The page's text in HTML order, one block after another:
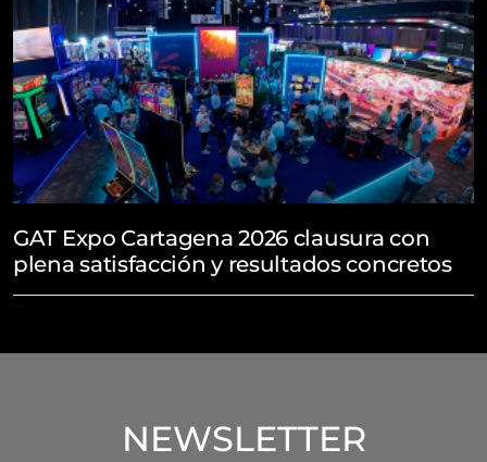
GAT Expo Cartagena 2026 clausura con
plena satisfacción y resultados concretos
NEWSLETTER